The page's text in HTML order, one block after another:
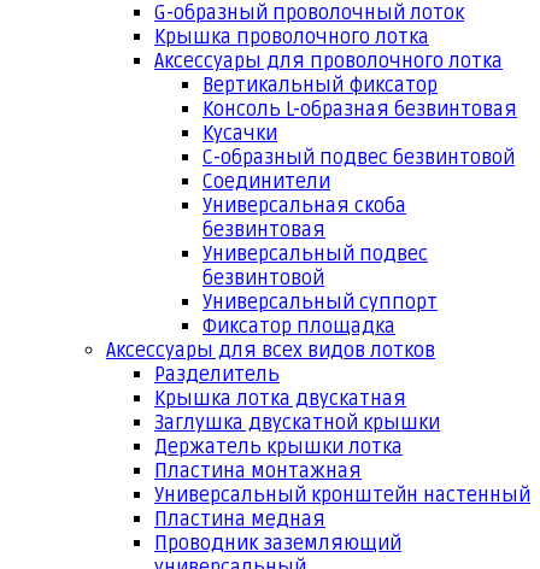
G-образный проволочный лоток
Крышка проволочного лотка
Аксессуары для проволочного лотка
Вертикальный фиксатор
Консоль L-образная безвинтовая
Кусачки
С-образный подвес безвинтовой
Соединители
Универсальная скоба
безвинтовая
Универсальный подвес
безвинтовой
Универсальный суппорт
Фиксатор площадка
Аксессуары для всех видов лотков
Разделитель
Крышка лотка двускатная
Заглушка двускатной крышки
Держатель крышки лотка
Пластина монтажная
Универсальный кронштейн настенный
Пластина медная
Проводник заземляющий